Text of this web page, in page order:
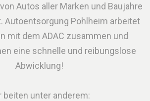
Autos aller Marken und Baujahre
Autoentsorgung Pohlheim arbeitet
mit dem ADAC zusammen und
eine schnelle und reibungslose
Abwicklung!
beiten unter anderem: